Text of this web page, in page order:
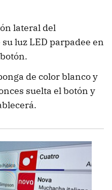
lateral del
luz LED parpadee en
de color blanco y
suelta el botón y